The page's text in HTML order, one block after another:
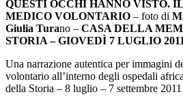
QUESTI OCCHI HANNO VISTO.
MEDICO VOLONTARIO – foto di
Giulia Turano – CASA DELLA
STORIA – GIOVEDÌ 7 LUGLIO
Una narrazione autentica per immagini
volontario all’interno degli ospedali
della Storia – 8 luglio – 7 settembre 2011